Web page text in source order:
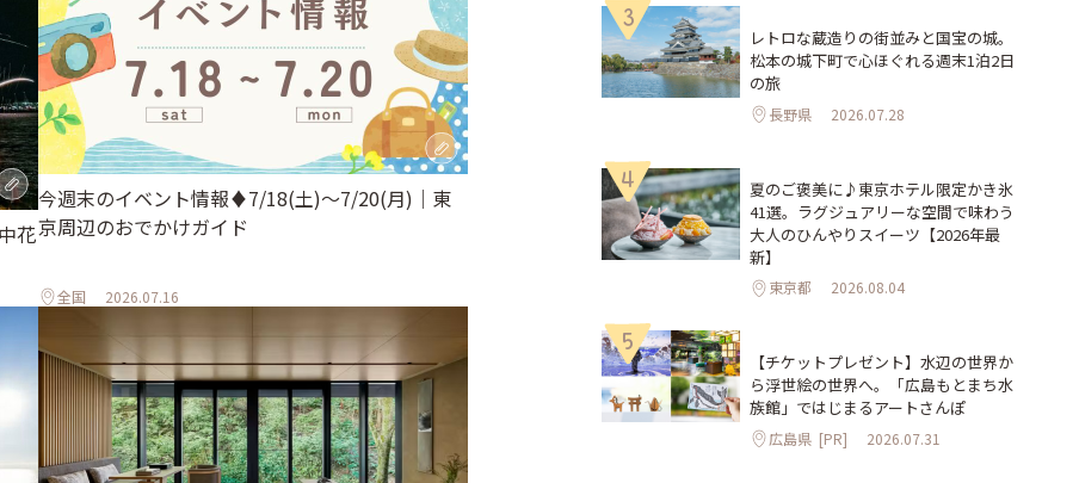
花
今週末のイベント情報♦︎7/18(土)〜7/20(月)｜東
京周辺のおでかけガイド
全国 2026.07.16
3
レトロな蔵造りの街並みと国宝の城。
松本の城下町で心ほぐれる週末1泊2日
の旅
長野県 2026.07.28
4
夏のご褒美に♪東京ホテル限定かき氷
41選。ラグジュアリーな空間で味わう
大人のひんやりスイーツ【2026年最
新】
東京都 2026.08.04
5
【チケットプレゼント】水辺の世界か
ら浮世絵の世界へ。「広島もとまち水
族館」ではじまるアートさんぽ
広島県 [PR] 2026.07.31